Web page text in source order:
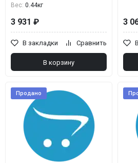
Вес: 0.44кг
3 931 ₽
В закладки Сравнить
В корзину
3
Продано